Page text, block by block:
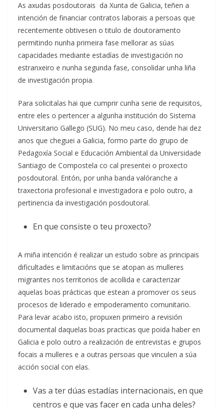
As axudas posdoutorais da Xunta de Galicia, teñen a
intención de financiar contratos laborais a persoas que
recentemente obtivesen o titulo de doutoramento
permitindo nunha primeira fase mellorar as súas
capacidades mediante estadías de investigación no
estranxeiro e nunha segunda fase, consolidar unha liña
de investigación propia.
Para solicitalas hai que cumprir cunha serie de requisitos,
entre eles o pertencer a algunha institución do Sistema
Universitario Gallego (SUG). No meu caso, dende hai dez
anos que cheguei a Galicia, formo parte do grupo de
Pedagoxía Social e Educación Ambiental da Universidade
Santiago de Compostela co cal presentei o proxecto
posdoutoral. Entón, por unha banda valóranche a
traxectoria profesional e investigadora e polo outro, a
pertinencia da investigación posdoutoral.
En que consiste o teu proxecto?
A miña intención é realizar un estudo sobre as principais
dificultades e limitacións que se atopan as mulleres
migrantes nos territorios de acollida e caracterizar
aquelas boas prácticas que estean a promover os seus
procesos de liderado e empoderamento comunitario.
Para levar acabo isto, propuxen primeiro a revisión
documental daquelas boas practicas que poida haber en
Galicia e polo outro a realización de entrevistas e grupos
focais a mulleres e a outras persoas que vinculen a súa
acción social con elas.
Vas a ter dúas estadías internacionais, en que
centros e que vas facer en cada unha deles?